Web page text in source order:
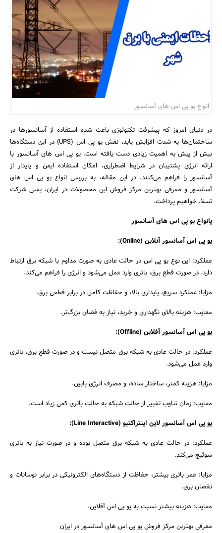
بانک، بیمه و سرمایه
مسکن و ساختمان
انواع یو پی اس های آسانسور
در دنیای امروز که پیشرفت تکنولوژی باعث شده استفاده از آسانسورها در
ساختمان‌ها به شدت افزایش یابد، نقش یو پی اس (UPS) در این دستگاه‌ها
بیش از پیش به اهمیت زیادی دست یافته است. یو پی اس های آسانسور با
ارائه انرژی پشتیبان در شرایط اضطراری، امکان استفاده ایمن و پایدار از
آسانسور را فراهم می‌کنند. در این مقاله، به بررسی انواع یو پی اس های
آسانسور و معرفی بهترین مرکز فروش این محصولات در ایران، یعنی شرکت
تسلا، خواهیم پرداخت.
پانواع یو پی اس های آسانسور
یو پی اس آسانسور آنلاین (Online):
عملکرد: این نوع یو پی اس در حالت عادی به صورت مداوم با شبکه برق ارتباط
دارد. در صورت قطع برق، باتری وارد عمل می‌شود و انرژی را فراهم می‌کند.
مزایا: عملکرد سریع، پایداری بالا، و حفاظت کامل در برابر قطعی برق.
معایب: هزینه بالای نگهداری و خرید، نیاز به فضای بزرگ‌تر.
یو پی اس آسانسور آفلاین (Offline):
عملکرد: در حالت عادی به شبکه برق متصل نیست و در صورت قطع برق، باتری
وارد عمل می‌شود.
مزایا: هزینه کمتر، ساختار ساده، و مصرف انرژی پایین.
معایب: زمان تناوب تغییر از حالت شبکه به حالت باتری کمی زیاد است.
یو پی اس آسانسور لاین اینتراکتیو (Line Interactive):
عملکرد: در حالت عادی به شبکه برق متصل بوده و در صورت نیاز به باتری
سوئیچ می‌کند.
مزایا: عمر باتری بیشتر، حفاظت از دستگاه‌های الکترونیکی در برابر نوسانات و
نقصان برق.
معایب: هزینه بیشتر نسبت به یو پی اس آفلاین.
معرفی بهترین مرکز فروش یو پی اس های آسانسور در ایران